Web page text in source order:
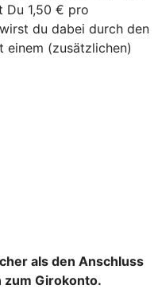
Du 1,50 € pro
du dabei durch den
einem (zusätzlichen)
als den Anschluss
Girokonto.